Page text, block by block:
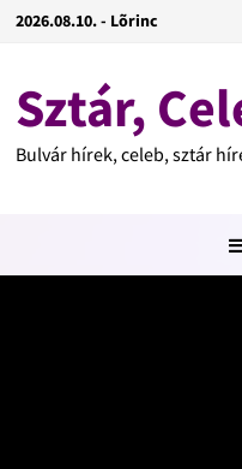
2026.08.10. - Lõrinc
Sztár,
Bulvár hírek, celeb, sztár